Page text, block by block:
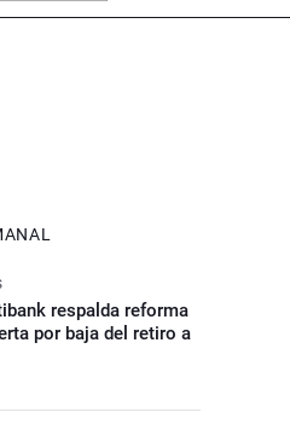
respalda reforma
por baja del retiro a